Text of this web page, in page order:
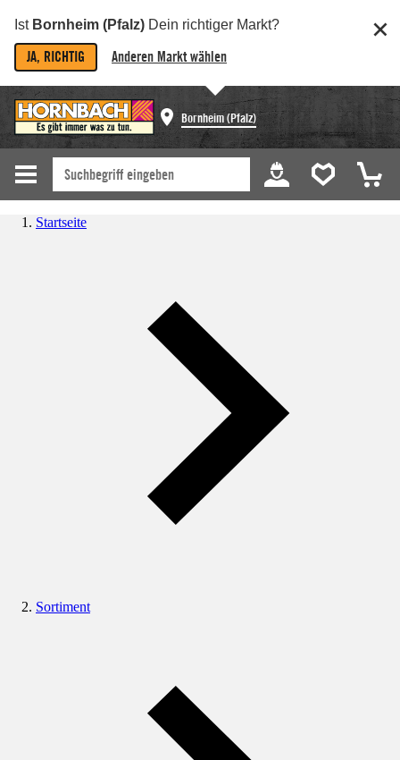
Ist Bornheim (Pfalz) Dein richtiger Markt?
JA, RICHTIG Anderen Markt wählen
Bornheim (Pfalz)
Startseite
Sortiment